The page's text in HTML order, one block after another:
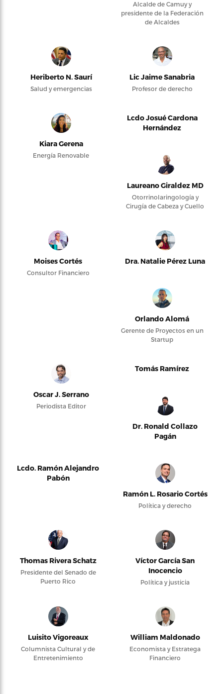
Alcalde de Camuy y
presidente de la Federación
de Alcaldes
Heriberto N. Saurí
Salud y emergencias
Lic Jaime Sanabria
Profesor de derecho
Kiara Gerena
Energía Renovable
Lcdo Josué Cardona
Hernández
Laureano Giraldez MD
Otorrinolaringología y
Cirugía de Cabeza y Cuello
Moises Cortés
Consultor Financiero
Dra. Natalie Pérez Luna
Orlando Alomá
Gerente de Proyectos en un
Startup
Oscar J. Serrano
Periodista Editor
Tomás Ramírez
Dr. Ronald Collazo
Pagán
Lcdo. Ramón Alejandro
Pabón
Ramón L. Rosario Cortés
Política y derecho
Thomas Rivera Schatz
Presidente del Senado de
Puerto Rico
Víctor García San
Inocencio
Política y justicia
Luisito Vigoreaux
Columnista Cultural y de
Entretenimiento
William Maldonado
Economista y Estratega
Financiero